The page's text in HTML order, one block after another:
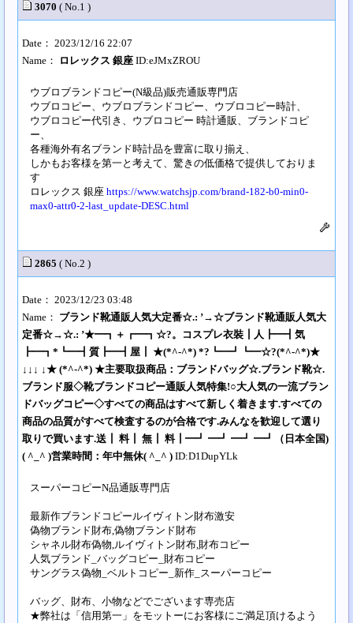
3070 ( No.1 )
Date： 2023/12/16 22:07
Name：
ロレックス 銀座 ID:eJMxZROU
ウブロブランドコピー(N級品)販売通販専門店
ウブロコピー、ウブロブランドコピー、ウブロコピー時計、
ウブロコピー代引き、ウブロコピー 時計通販、ブランドコピ
ー、
各種海外有名ブランド時計品を豊富に取り揃え、
しかもお客様を第一と考えて、驚きの低価格で提供しておりま
す
ロレックス 銀座 https://www.watchsjp.com/brand-182-b0-min0-
max0-attr0-2-last_update-DESC.html
2865 ( No.2 )
Date： 2023/12/23 03:48
Name： ブランド靴通販人気大定番☆.: ’→☆ブランド靴通販人気大
定番☆→☆.: ’★━┓＋┏━┓☆?。コスプレ衣裝┃人┣━┫気
┣━┓*┗━┫質┣━┫屋┃ ★(*^-^*) *?┗━┛┗━☆?(*^-^*)★
↓↓↓ ↓★ (*^-^*) ★主要取扱商品：ブランドバッグ☆.ブランド靴☆.
ブランド服◇靴ブランドコピー通販人気特集!○大人気の一流ブラン
ドバッグコピー◇すべての商品はすべて新しく着きます.すべての
商品の品質がすべて検査するのが合格です.みんなを歓迎して選り
取りで買います.送┃ 料┃ 無┃ 料┃━┛ ━┛ ━┛ ━┛（日本全国)
( ^_^ )営業時間：年中無休( ^_^ ) ID:D1DupYLk
スーパーコピーN品通販専門店
最新作ブランドコピールイヴィトン財布激安
偽物ブランド財布,偽物ブランド財布
シャネル財布偽物,ルイヴィトン財布,財布コピー
人気ブランド_バッグコピー_財布コピー
サングラス偽物_ベルトコピー_新作_スーパーコピー
バッグ、財布、小物などでございます専売店
★弊社は「信用第一」をモットーにお客様にご満足頂けるよう